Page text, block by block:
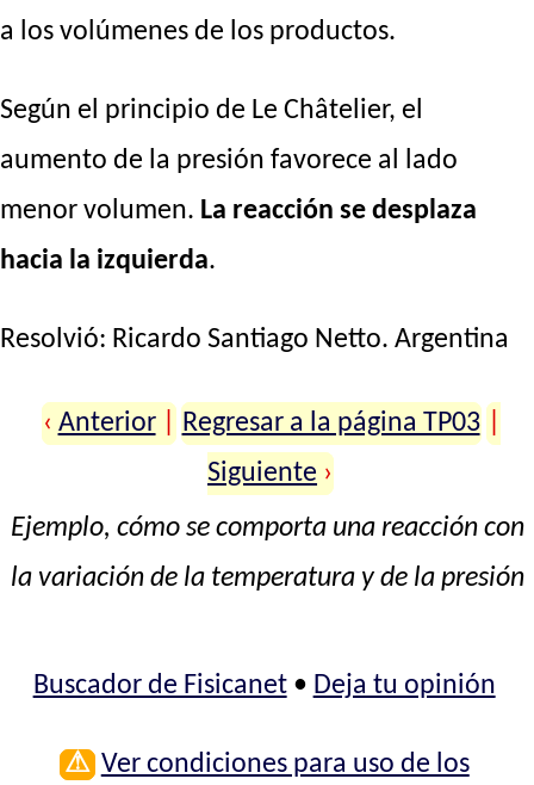
a los volúmenes de los productos.
Según el principio de Le Châtelier, el
aumento de la presión favorece al lado
menor volumen. La reacción se desplaza
hacia la izquierda.
Resolvió: Ricardo Santiago Netto. Argentina
‹ Anterior Regresar a la página TP03
Siguiente ›
Ejemplo, cómo se comporta una reacción con
la variación de la temperatura y de la presión
Buscador de Fisicanet• Deja tu opinión
⚠ Ver condiciones para uso de los